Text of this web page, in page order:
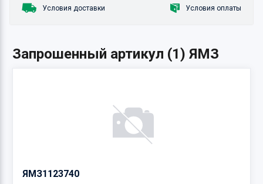
Условия доставки Условия оплаты
Запрошенный артикул (1) ЯМЗ
ЯМЗ1123740